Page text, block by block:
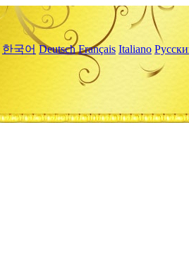
한국어 Deutsch Français Italiano